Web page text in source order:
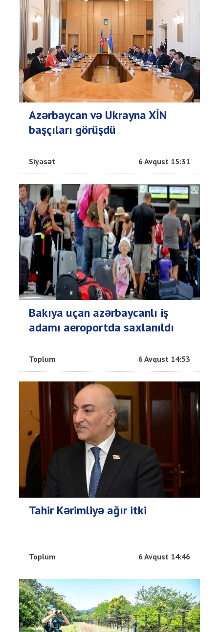
Azərbaycan və Ukrayna XİN
başçıları görüşdü
Siyasət 6 Avqust 15:31
Bakıya uçan azərbaycanlı iş
adamı aeroportda saxlanıldı
Toplum 6 Avqust 14:53
Tahir Kərimliyə ağır itki
Toplum 6 Avqust 14:46